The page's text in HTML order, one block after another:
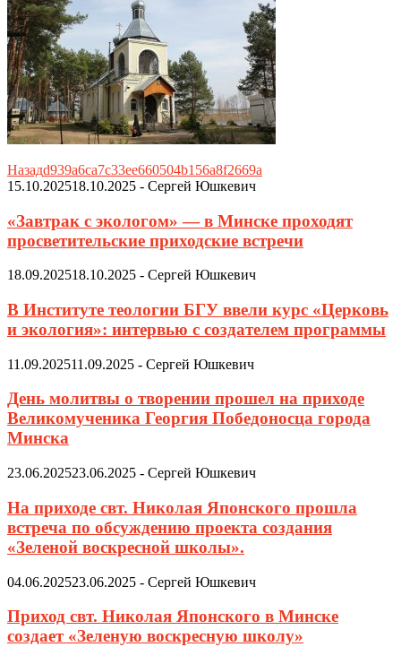
Назадd939a6ca7c33ee660504b156a8f2669a
15.10.202518.10.2025 - Сергей Юшкевич
«Завтрак с экологом» — в Минске проходят
просветительские приходские встречи
18.09.202518.10.2025 - Сергей Юшкевич
В Институте теологии БГУ ввели курс «Церковь
и экология»: интервью с создателем программы
11.09.202511.09.2025 - Сергей Юшкевич
День молитвы о творении прошел на приходе
Великомученика Георгия Победоносца города
Минска
23.06.202523.06.2025 - Сергей Юшкевич
На приходе свт. Николая Японского прошла
встреча по обсуждению проекта создания
«Зеленой воскресной школы».
04.06.202523.06.2025 - Сергей Юшкевич
Приход свт. Николая Японского в Минске
создает «Зеленую воскресную школу»